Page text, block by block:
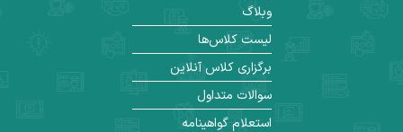
وبلاگ
لیست کلاس‌ها
برگزاری کلاس آنلاین
سوالات متداول
استعلام گواهینامه